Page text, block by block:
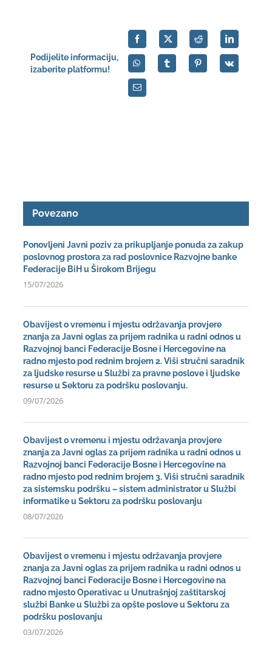
Podijelite informaciju,
izaberite platformu!
Povezano
Ponovljeni Javni poziv za prikupljanje ponuda za zakup
poslovnog prostora za rad poslovnice Razvojne banke
Federacije BiH u Širokom Brijegu
15/07/2026
Obavijest o vremenu i mjestu održavanja provjere
znanja za Javni oglas za prijem radnika u radni odnos u
Razvojnoj banci Federacije Bosne i Hercegovine na
radno mjesto pod rednim brojem 2. Viši stručni saradnik
za ljudske resurse u Službi za pravne poslove i ljudske
resurse u Sektoru za podršku poslovanju.
09/07/2026
Obavijest o vremenu i mjestu održavanja provjere
znanja za Javni oglas za prijem radnika u radni odnos u
Razvojnoj banci Federacije Bosne i Hercegovine na
radno mjesto pod rednim brojem 3. Viši stručni saradnik
za sistemsku podršku – sistem administrator u Službi
informatike u Sektoru za podršku poslovanju
08/07/2026
Obavijest o vremenu i mjestu održavanja provjere
znanja za Javni oglas za prijem radnika u radni odnos u
Razvojnoj banci Federacije Bosne i Hercegovine na
radno mjesto Operativac u Unutrašnjoj zaštitarskoj
službi Banke u Službi za opšte poslove u Sektoru za
podršku poslovanju
03/07/2026